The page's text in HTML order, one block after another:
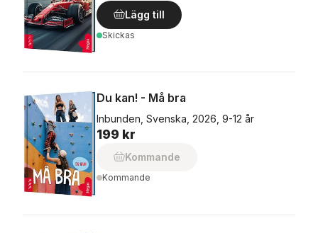
Lägg till
Skickas
Du kan! - Må bra
Inbunden, Svenska, 2026, 9-12 år
199 kr
Kommande
Kommande